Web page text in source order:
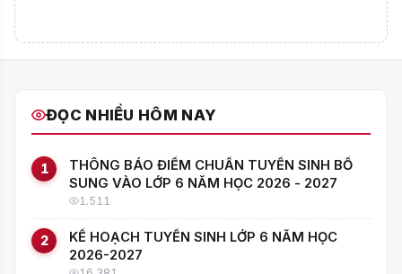
ĐỌC NHIỀU HÔM NAY
1
THÔNG BÁO ĐIỂM CHUẨN TUYỂN SINH BỔ
SUNG VÀO LỚP 6 NĂM HỌC 2026 - 2027
1.511
2
KẾ HOẠCH TUYỂN SINH LỚP 6 NĂM HỌC
2026-2027